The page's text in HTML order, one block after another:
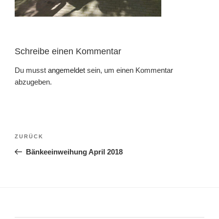
Schreibe einen Kommentar
Du musst angemeldet sein, um einen Kommentar
abzugeben.
Beitragsnavigation
Vorheriger
Beitrag
ZURÜCK
Bänkeeinweihung April 2018